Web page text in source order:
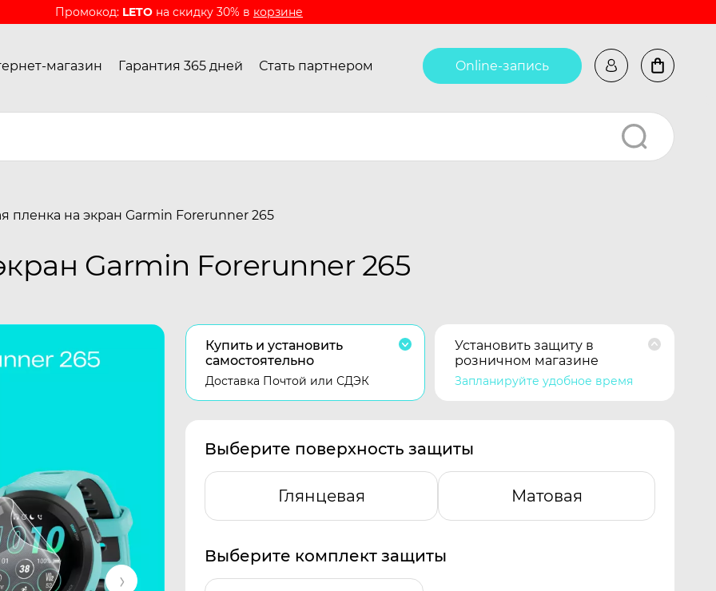
Промокод: LETO на скидку 30% в корзине
магазин Гарантия 365 дней Стать партнером Online-запись
пленка на экран Garmin Forerunner 265
Garmin Forerunner 265
Купить и установить
самостоятельно
Доставка Почтой или СДЭК
Установить защиту в
розничном магазине
Запланируйте удобное время
Выберите поверхность защиты
Глянцевая Матовая
Выберите комплект защиты